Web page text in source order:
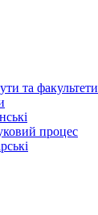
та факультети
процес